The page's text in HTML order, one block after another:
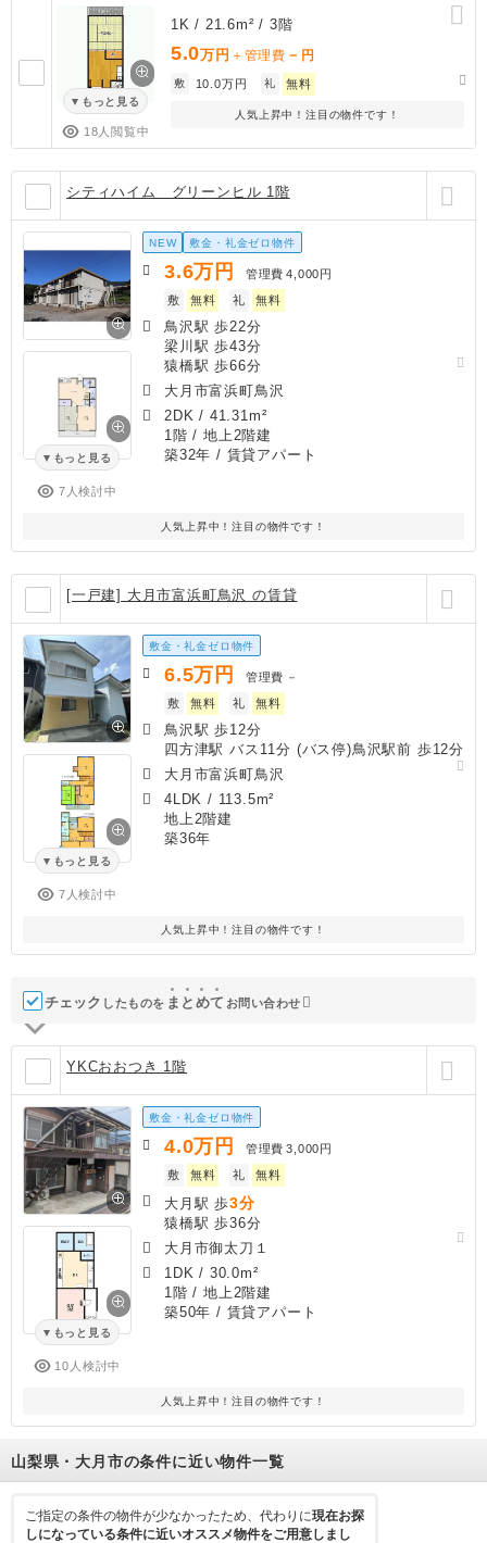
もっと見る
18人閲覧中
1K / 21.6m² / 3階
5.0万円 ＋管理費 － 円
敷 10.0万円 礼 無料
人気上昇中！注目の物件です！
シティハイム グリーンヒル 1階
もっと見る
7人検討中
NEW 敷金・礼金ゼロ物件
3.6万円 管理費 4,000円
敷
無料 礼 無料
鳥沢駅 歩22分
梁川駅 歩43分
猿橋駅 歩66分
大月市富浜町鳥沢
2DK / 41.31m²
1階 / 地上2階建
築32年 / 賃貸アパート
人気上昇中！注目の物件です！
[一戸建] 大月市富浜町鳥沢 の賃貸
もっと見る
7人検討中
敷金・礼金ゼロ物件
6.5万円 管理費 －
敷
無料 礼 無料
鳥沢駅 歩12分
四方津駅 バス11分 (バス停)鳥沢駅前 歩12分
大月市富浜町鳥沢
4LDK / 113.5m²
地上2階建
築36年
人気上昇中！注目の物件です！
チェック したものを ま と めて お問い合わせ
YKCおおつき 1階
もっと見る
10人検討中
敷金・礼金ゼロ物件
4.0万円 管理費 3,000円
敷
無料 礼 無料
大月駅 歩3分
猿橋駅 歩36分
大月市御太刀１
1DK / 30.0m²
1階 / 地上2階建
築50年 / 賃貸アパート
人気上昇中！注目の物件です！
山梨県・大月市の条件に近い物件一覧
ご指定の条件の物件が少なかったため、代わりに現在お探
しになっている条件に近いオススメ物件をご用意しまし